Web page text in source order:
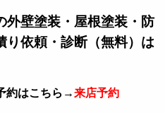
外壁塗装・屋根塗装・防
り依頼・診断（無料）は
約はこちら→来店予約